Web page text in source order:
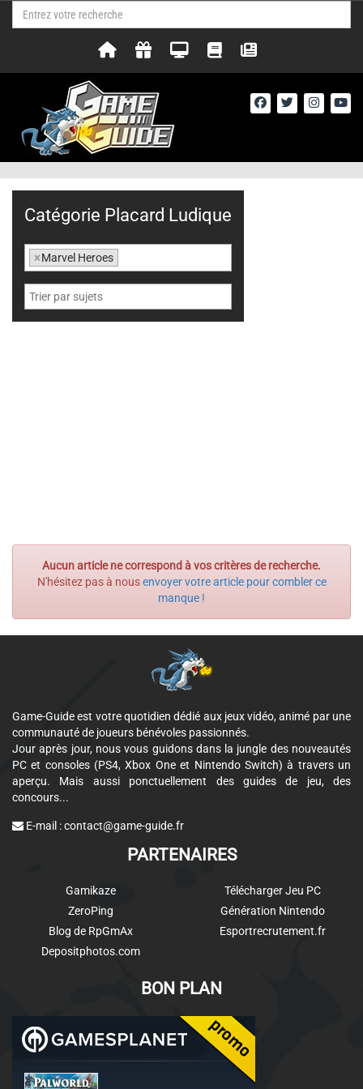
Aucun article ne correspond à vos critères de recherche.
N'hésitez pas à nousenvoyer votre article pour combler ce
manque !
Catégorie Placard Ludique
×Marvel Heroes
Game-Guide est votre quotidien dédié aux jeux vidéo, animé par une
communauté de joueurs bénévoles passionnés.
Jour après jour, nous vous guidons dans la jungle des nouveautés
PC et consoles (PS4, Xbox One et Nintendo Switch) à travers un
aperçu. Mais aussi ponctuellement des guides de jeu, des
concours...
E-mail :contact@game-guide.fr
PARTENAIRES
Gamikaze
ZeroPing
Blog de RpGmAx
Depositphotos.com
Télécharger Jeu PC
Génération Nintendo
Esportrecrutement.fr
BON PLAN